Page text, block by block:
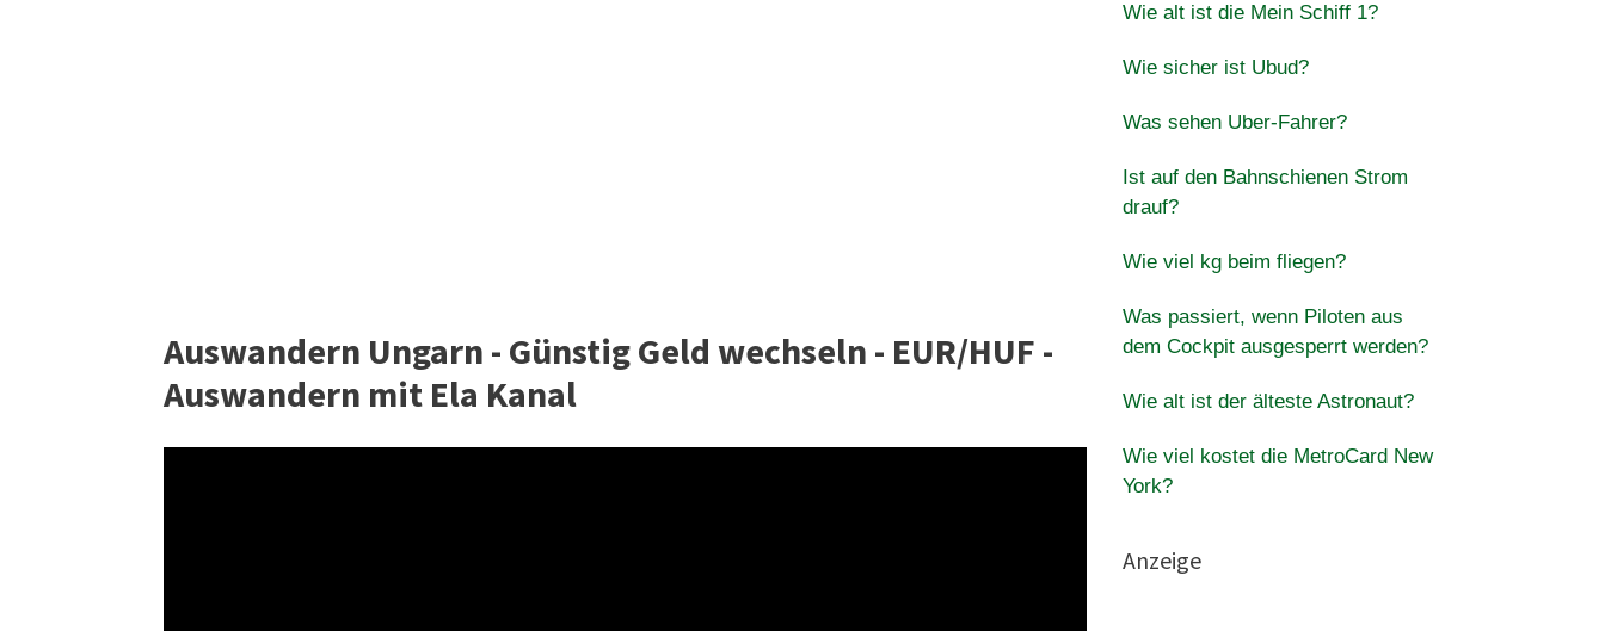
Auswandern Ungarn - Günstig Geld wechseln - EUR/HUF -
Auswandern mit Ela Kanal
Wie alt ist die Mein Schiff 1?
Wie sicher ist Ubud?
Was sehen Uber-Fahrer?
Ist auf den Bahnschienen Strom
drauf?
Wie viel kg beim fliegen?
Was passiert, wenn Piloten aus
dem Cockpit ausgesperrt werden?
Wie alt ist der älteste Astronaut?
Wie viel kostet die MetroCard New
York?
Anzeige